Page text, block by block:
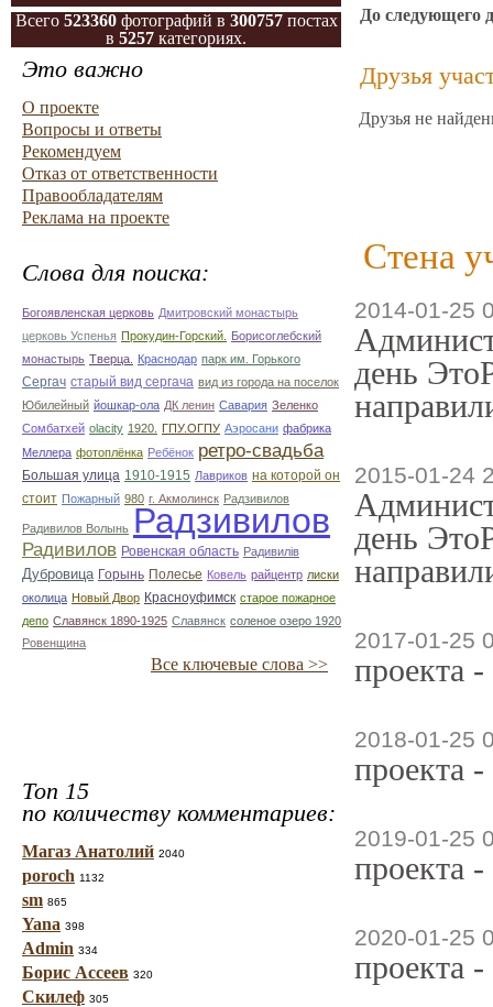
Всего 523360фотографий в 300757постах
в 5257 категориях.
Это важно
О проекте
Вопросы и ответы
Рекомендуем
Отказ от ответственности
Правообладателям
Реклама на проекте
Слова для поиска:
Богоявленская церковь Дмитровский монастырь
церковь Успенья Прокудин-Горский.
Борисоглебский
монастырь Тверца. Краснодар парк им. Горького
Сергач старый вид сергача вид из города на поселок
Юбилейный йошкар-ола ДК ленин Савария Зеленко
Сомбатхей olacity 1920. ГПУ.ОГПУ Аэросани фабрика
Меллера фотоплёнка Ребёнок ретро-свадьба
Большая улица 1910-1915 Лавриков на которой он
стоит Пожарный 980 г. Акмолинск Радзивилов
Радивилов Волынь Радзивилов
Радивилов Ровенская область Радивилiв
Дубровица Горынь Полесье Ковель райцентр лиски
околица Новый Двор Красноуфимск старое пожарное
депо Славянск 1890-1925 Славянск соленое озеро 1920
Ровенщина
Все ключевые слова >>
Топ 15
по количеству комментариев:
Магаз Анатолий 2040
poroch 1132
sm 865
Yana 398
Admin 334
Борис Ассеев 320
Скилеф 305
До следующего
Друзья
Друзья не
Стена
2014-01-25
день
2015-01-24
день
2017-01-25
проекта
2018-01-25
проекта
2019-01-25
проекта
2020-01-25
проекта